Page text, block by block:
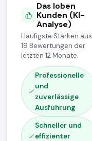
Das loben
Kunden (KI-
Analyse)
Häufigste Stärken aus
19 Bewertungen der
letzten 12 Monate.
Professionelle
und
zuverlässige
Ausführung
Schneller und
effizienter